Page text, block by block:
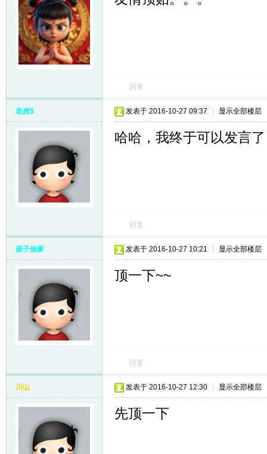
回复
老虎$ 发表于 2016-10-27 09:37 显示全部楼层
哈哈，我终于可以发言了
回复
孩子他爹 发表于 2016-10-27 10:21 显示全部楼层
顶一下~~
回复
川山 发表于 2016-10-27 12:30 显示全部楼层
先顶一下